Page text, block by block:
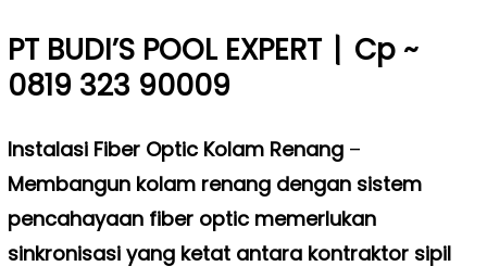
PT BUDI’S POOL EXPERT| Cp ~
0819 323 90009
Instalasi Fiber Optic Kolam Renang –
Membangun kolam renang dengan sistem
pencahayaan fiber optic memerlukan
sinkronisasi yang ketat antara kontraktor sipil